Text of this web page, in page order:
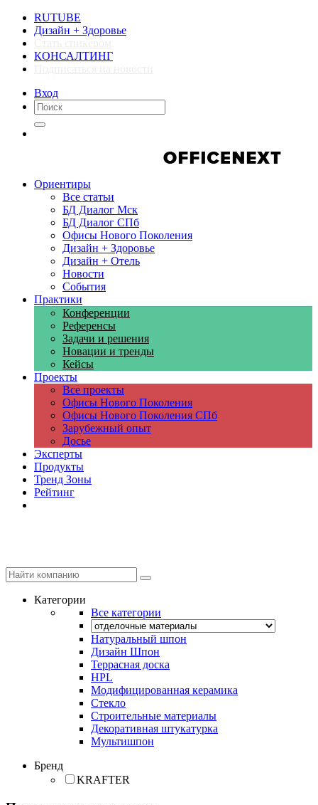
RUTUBE
Дизайн + Здоровье
КОНСАЛТИНГ
Вход
Ориентиры
Все статьи
БД Диалог Мск
БД Диалог СПб
Офисы Нового Поколения
Дизайн + Здоровье
Дизайн + Отель
Новости
События
Практики
Конференции
Референсы
Задачи и решения
Новации и тренды
Кейсы
Проекты
Все проекты
Офисы Нового Поколения
Офисы Нового Поколения СПб
Зарубежный опыт
Досье
Эксперты
Продукты
Тренд Зоны
Рейтинг
Категории
Все категории
Натуральный шпон
Дизайн Шпон
Террасная доска
HPL
Модифицированная керамика
Стекло
Строительные материалы
Декоративная штукатурка
Мультишпон
Бренд
KRAFTER